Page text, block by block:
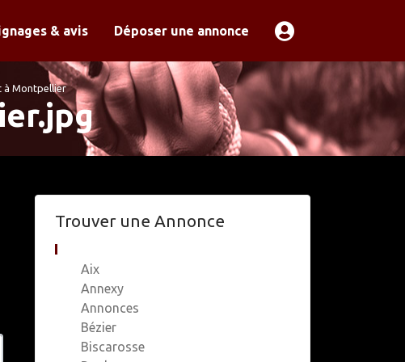
& avis Déposer une annonce
à Montpellier
Trouver une Annonce
Aix
Annexy
Annonces
Bézier
Biscarosse